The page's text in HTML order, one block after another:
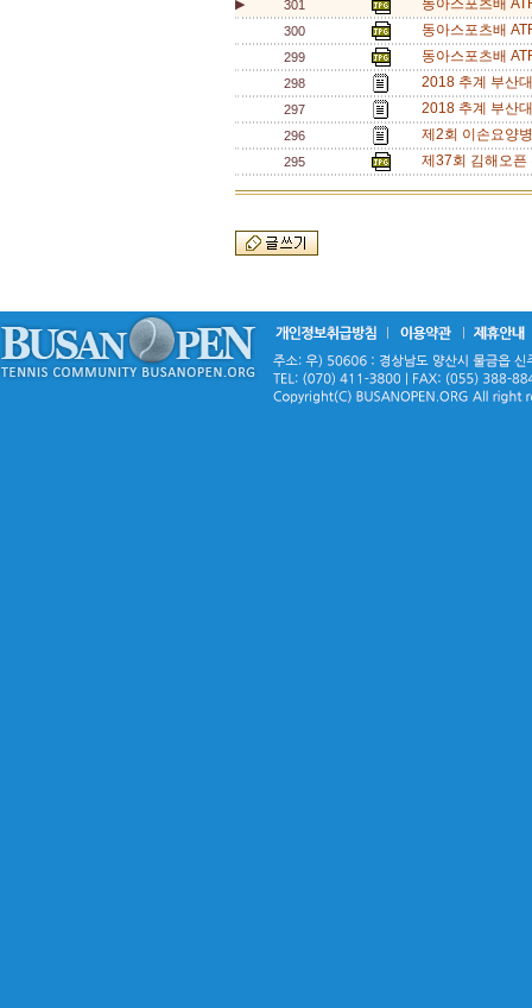
▶ 301 동아스포츠배
300 동아스포츠배
299 동아스포츠배
298 2018 추계 부산
297 2018 추계 부산
296 제2회 이손요양
295 제37회 김해오